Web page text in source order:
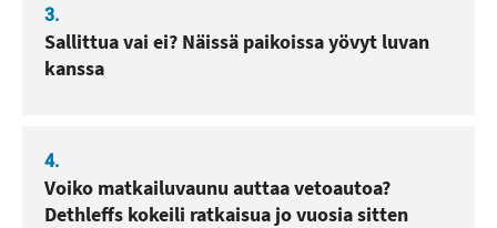
3.
Sallittua vai ei? Näissä paikoissa yövyt luvan
kanssa
4.
Voiko matkailuvaunu auttaa vetoautoa?
Dethleffs kokeili ratkaisua jo vuosia sitten